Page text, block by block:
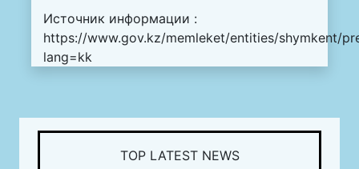
Источник информации :
https://www.gov.kz/memleket/entities/shymkent/
lang=kk
TOP LATEST NEWS